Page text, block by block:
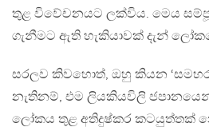
තුළ විවේචනයට ලක්විය. මෙය
ගැනීමට ඇති හැකියාවක් දැන්
සරලව කිවහොත්, ඔහු කියන ‘සමහර
නැතිනම්, එම ලියකියවිලි
ලෝකය තුළ අතිදුෂ්කර කටයුත්තක්